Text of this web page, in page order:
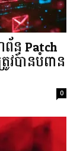
ន្ធ Patch
វបានបំពាន
0